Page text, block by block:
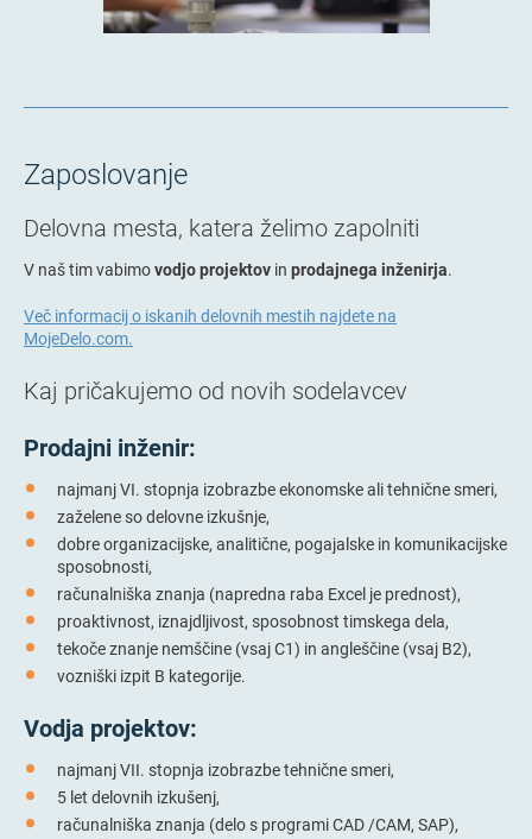
Zaposlovanje
Delovna mesta, katera želimo zapolniti
V naš tim vabimovodjo projektov in prodajnega inženirja.
Več informacij o iskanih delovnih mestih najdete na
MojeDelo.com.
Kaj pričakujemo od novih sodelavcev
Prodajni inženir:
najmanj VI. stopnja izobrazbe ekonomske ali tehnične smeri,
zaželene so delovne izkušnje,
dobre organizacijske, analitične, pogajalske in komunikacijske
sposobnosti,
računalniška znanja (napredna raba Excel je prednost),
proaktivnost, iznajdljivost, sposobnost timskega dela,
tekoče znanje nemščine (vsaj C1) in angleščine (vsaj B2),
vozniški izpit B kategorije.
Vodja projektov:
najmanj VII. stopnja izobrazbe tehnične smeri,
5 let delovnih izkušenj,
računalniška znanja (delo s programi CAD /CAM, SAP),